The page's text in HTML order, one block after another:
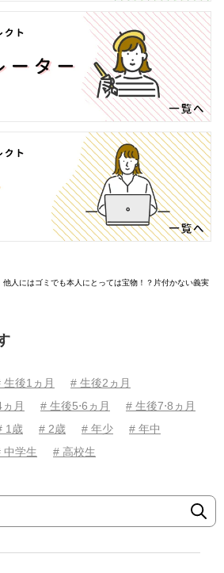
生後1ヵ月
# 生後2ヵ月
月 # 生後5⋅6ヵ月
# 生後7⋅8ヵ月
1歳 # 2歳 # 年少
# 年中
中学生 # 高校生